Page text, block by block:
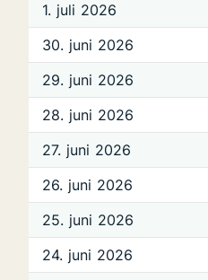
1. juli 2026
30. juni 2026
29. juni 2026
28. juni 2026
27. juni 2026
26. juni 2026
25. juni 2026
24. juni 2026